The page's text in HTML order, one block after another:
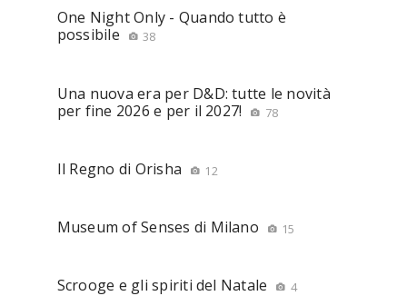
One Night Only - Quando tutto è
possibile
38
Una nuova era per D&D: tutte le novità
per fine 2026 e per il 2027!
78
Il Regno di Orisha 12
Museum of Senses di Milano 15
Scrooge e gli spiriti del Natale 4